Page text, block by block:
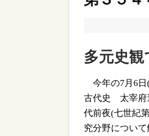
多元史
今年の7月6日
古代史 太宰府
代前夜(七世紀
究分野について